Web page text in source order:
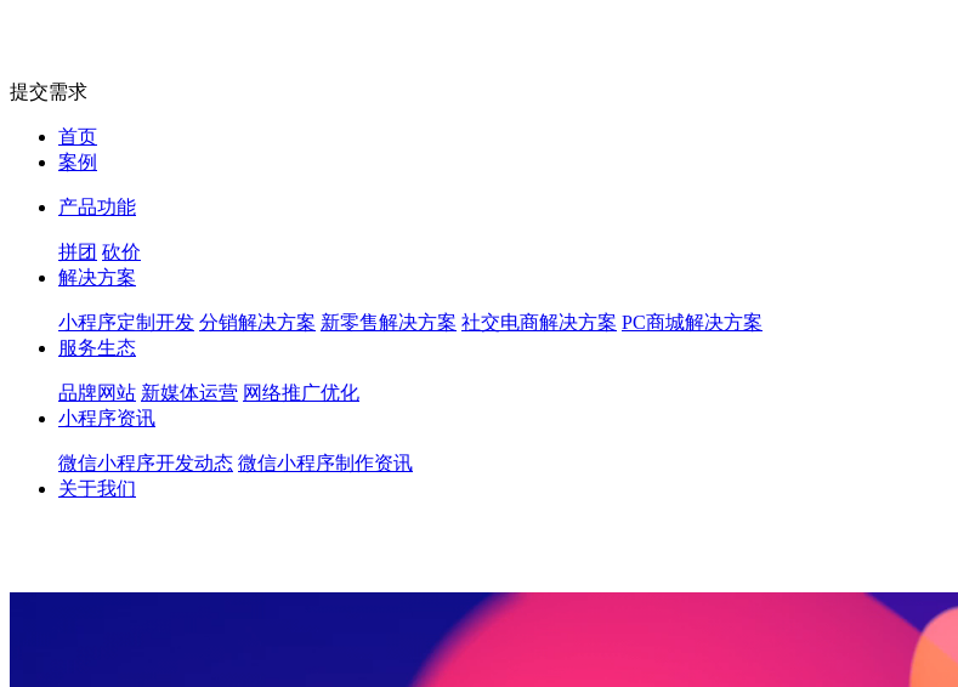
提交需求
首页
案例
产品功能
拼团 砍价
解决方案
小程序定制开发 分销解决方案 新零售解决方案 社交电商解决方案 PC商城解决方案
服务生态
品牌网站 新媒体运营 网络推广优化
小程序资讯
微信小程序开发动态 微信小程序制作资讯
关于我们